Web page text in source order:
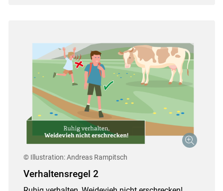
Skip to main content
© Illustration: Andreas Rampitsch
Verhaltensregel 2